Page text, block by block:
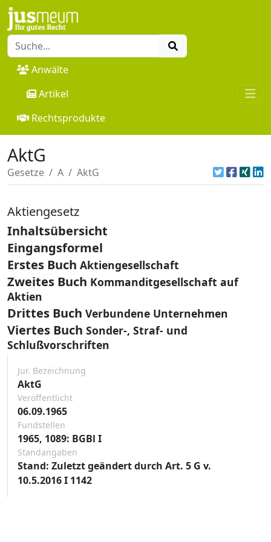
Anwälte
Artikel
Rechtsprodukte
AktG
Gesetze A AktG
Aktiengesetz
Inhaltsübersicht
Eingangsformel
Erstes Buch Aktiengesellschaft
Zweites Buch Kommanditgesellschaft auf
Aktien
Drittes Buch Verbundene Unternehmen
Viertes Buch Sonder-, Straf- und
Schlußvorschriften
Jur. Bezeichnung
AktG
Veröffentlicht
06.09.1965
Fundstellen
1965, 1089: BGBl I
Standangaben
Stand: Zuletzt geändert durch Art. 5 G v.
10.5.2016 I 1142